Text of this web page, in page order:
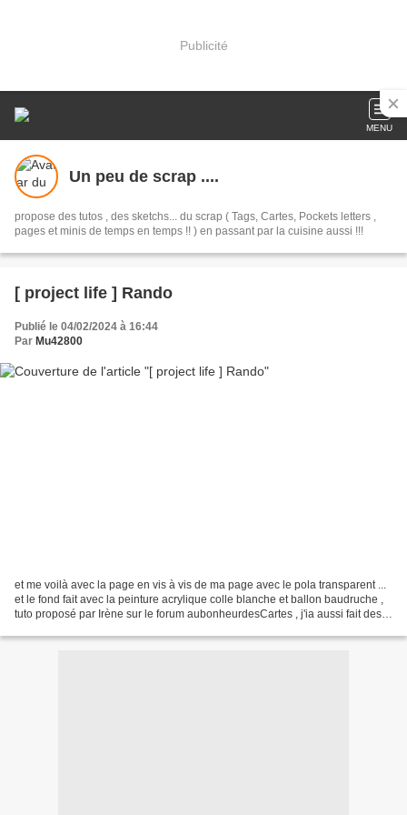
Publicité
MENU
Un peu de scrap ....
propose des tutos , des sketchs... du scrap ( Tags, Cartes, Pockets letters ,
pages et minis de temps en temps !! ) en passant par la cuisine aussi !!!
[ project life ] Rando
Publié le 04/02/2024 à 16:44
Par Mu42800
et me voilà avec la page en vis à vis de ma page avec le pola transparent ...
et le fond fait avec la peinture acrylique colle blanche et ballon baudruche ,
tuto proposé par Irène sur le forum aubonheurdesCartes , j'ia aussi fait des